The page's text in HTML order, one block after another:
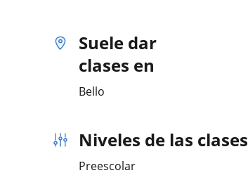
Suele dar
clases en
Bello
Niveles de las clases
Preescolar